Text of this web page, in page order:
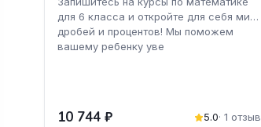
для 6 класса и откройте для себя мир
дробей и процентов! Мы поможем
вашему ребенку уве
10 744 ₽ 5.0· 1 отзыв